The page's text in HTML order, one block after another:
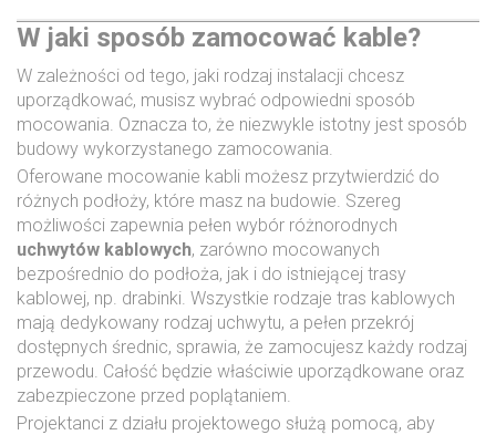
W jaki sposób zamocować kable?
W zależności od tego, jaki rodzaj instalacji chcesz
uporządkować, musisz wybrać odpowiedni sposób
mocowania. Oznacza to, że niezwykle istotny jest sposób
budowy wykorzystanego zamocowania.
Oferowane mocowanie kabli możesz przytwierdzić do
różnych podłoży, które masz na budowie. Szereg
możliwości zapewnia pełen wybór różnorodnych
uchwytów kablowych, zarówno mocowanych
bezpośrednio do podłoża, jak i do istniejącej trasy
kablowej, np. drabinki. Wszystkie rodzaje tras kablowych
mają dedykowany rodzaj uchwytu, a pełen przekrój
dostępnych średnic, sprawia, że zamocujesz każdy rodzaj
przewodu. Całość będzie właściwie uporządkowane oraz
zabezpieczone przed poplątaniem.
Projektanci z działu projektowego służą pomocą, aby